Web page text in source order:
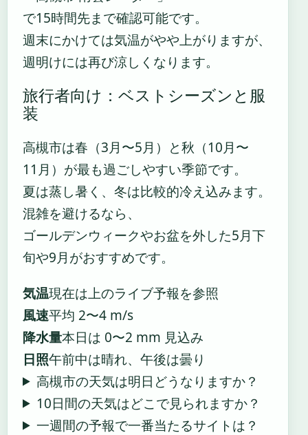
で15時間先まで確認可能です。
週末にかけては気温がやや上がりますが、
週明けには再び涼しくなります。
旅行者向け：ベストシーズンと服
装
高槻市は春（3月〜5月）と秋（10月〜
11月）が最も過ごしやすい季節です。
夏は蒸し暑く、冬は比較的冷え込みます。
混雑を避けるなら、
ゴールデンウィークやお盆を外した5月下
旬や9月がおすすめです。
気温現在は上のライブ予報を参照
風速平均 2〜4 m/s
降水量本日は 0〜2 mm 見込み
日照午前中は晴れ、午後は曇り
高槻市の天気は明日どうなりますか？
10日間の天気はどこで見られますか？
一週間の予報で一番当たるサイトは？